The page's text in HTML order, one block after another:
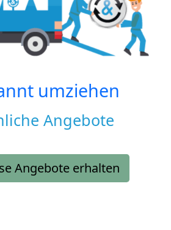
umziehen
Angebote
Angebote erhalten